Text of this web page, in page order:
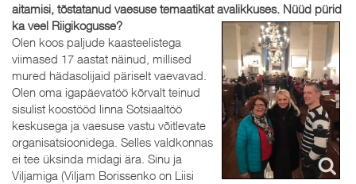
aitamisi, tõstatanud vaesuse temaatikat avalikkuses. Nüüd pürid
ka veel Riigikogusse?
Olen koos paljude kaasteelistega
viimased 17 aastat näinud, millised
mured hädasolijaid päriselt vaevavad.
Olen oma igapäevatöö kõrvalt teinud
sisulist koostööd linna Sotsiaaltöö
keskusega ja vaesuse vastu võitlevate
organisatsioonidega. Selles valdkonnas
ei tee üksinda midagi ära. Sinu ja
Viljamiga (Viljam Borissenko on Liisi